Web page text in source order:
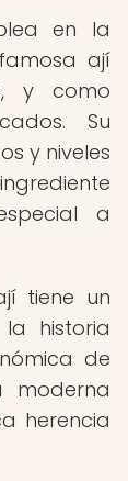
en la
ají
y como
Su
y niveles
a
tiene un
historia
de
moderna
herencia